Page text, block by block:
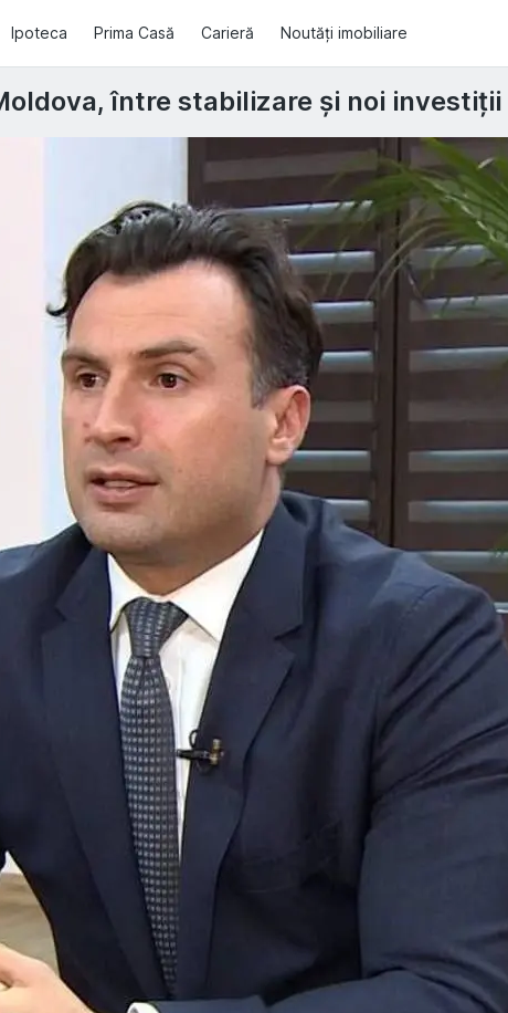
între stabilizare și noi investiții
Ipoteca Prima Casă Carieră Noutăți imobiliare